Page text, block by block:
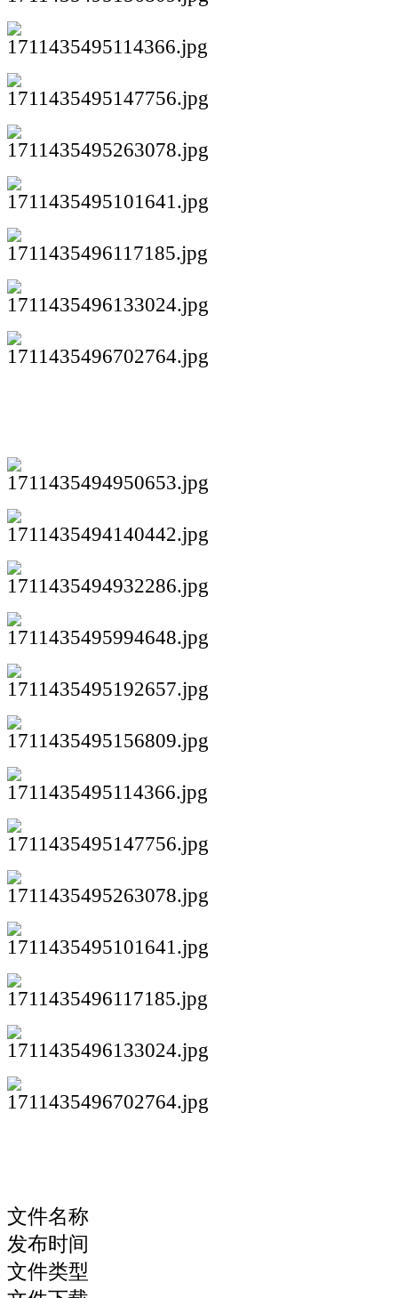
文件名称
发布时间
文件类型